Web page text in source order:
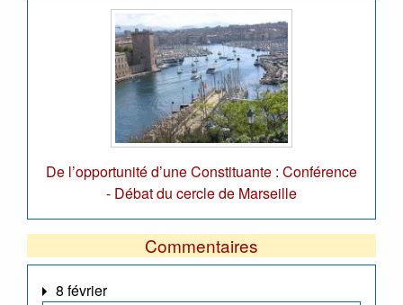
De l’opportunité d’une Constituante : Conférence
- Débat du cercle de Marseille
Commentaires
8 février